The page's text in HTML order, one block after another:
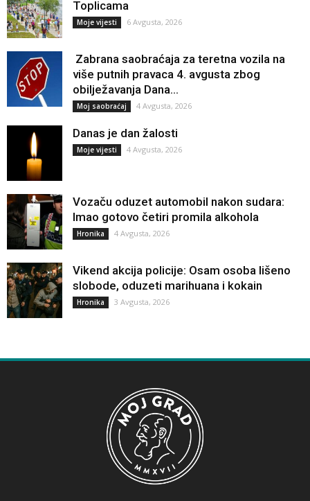
Toplicama
Moje vijesti 6 Avgusta, 2026
Zabrana saobraćaja za teretna vozila na
više putnih pravaca 4. avgusta zbog
obilježavanja Dana...
Moj saobraćaj 4 Avgusta, 2026
Danas je dan žalosti
Moje vijesti 4 Avgusta, 2026
Vozaču oduzet automobil nakon sudara:
Imao gotovo četiri promila alkohola
Hronika 4 Avgusta, 2026
Vikend akcija policije: Osam osoba lišeno
slobode, oduzeti marihuana i kokain
Hronika 3 Avgusta, 2026